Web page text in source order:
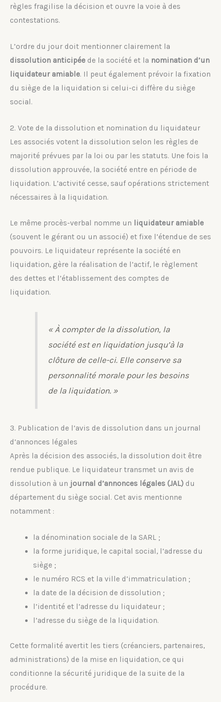
règles fragilise la décision et ouvre la voie à des
contestations.
L’ordre du jour doit mentionner clairement la
dissolution anticipée de la société et la nomination d’un
liquidateur amiable. Il peut également prévoir la fixation
du siège de la liquidation si celui-ci diffère du siège
social.
2. Vote de la dissolution et nomination du liquidateur
Les associés votent la dissolution selon les règles de
majorité prévues par la loi ou par les statuts. Une fois la
dissolution approuvée, la société entre en période de
liquidation. L’activité cesse, sauf opérations strictement
nécessaires à la liquidation.
Le même procès-verbal nomme un
liquidateur amiable
(souvent le gérant ou un associé) et fixe l’étendue de ses
pouvoirs. Le liquidateur représente la société en
liquidation, gère la réalisation de l’actif, le règlement
des dettes et l’établissement des comptes de
liquidation.
« À compter de la dissolution, la
société est en liquidation jusqu’à la
clôture de celle-ci. Elle conserve sa
personnalité morale pour les besoins
de la liquidation. »
3. Publication de l’avis de dissolution dans un journal
d’annonces légales
Après la décision des associés, la dissolution doit être
rendue publique. Le liquidateur transmet un avis de
dissolution à un journal d’annonces légales (JAL) du
département du siège social. Cet avis mentionne
notamment :
la dénomination sociale de la SARL ;
la forme juridique, le capital social, l’adresse du
siège ;
le numéro RCS et la ville d’immatriculation ;
la date de la décision de dissolution ;
l’identité et l’adresse du liquidateur ;
l’adresse du siège de la liquidation.
Cette formalité avertit les tiers (créanciers, partenaires,
administrations) de la mise en liquidation, ce qui
conditionne la sécurité juridique de la suite de la
procédure.